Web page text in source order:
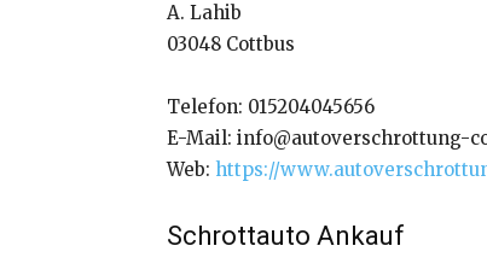
A. Lahib
03048 Cottbus
Telefon: 015204045656
E-Mail: info@autoverschrottung-
Web: https://
Schrottauto Ankauf